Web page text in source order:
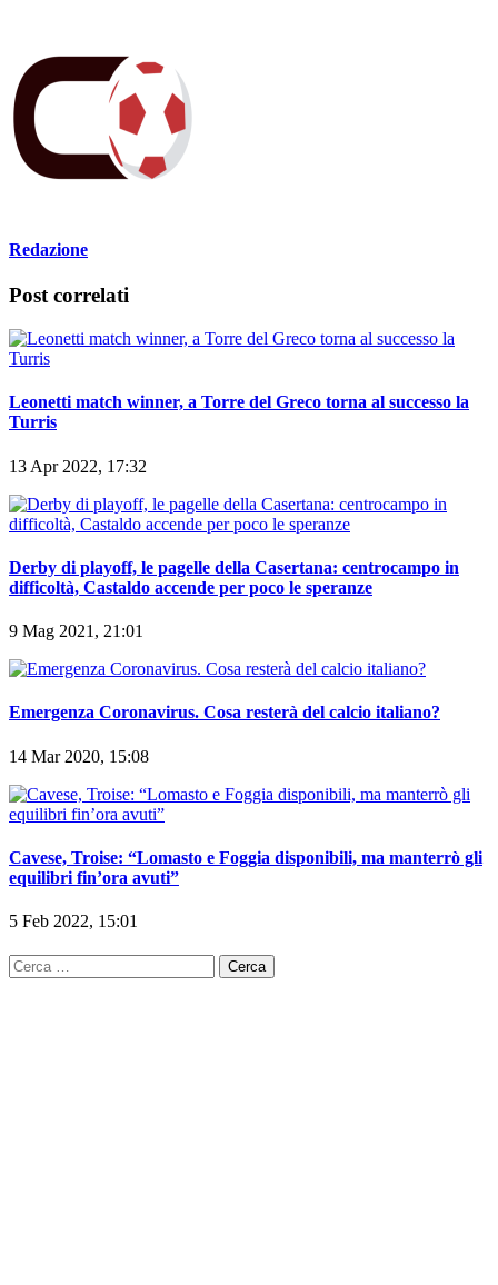
Redazione
Post correlati
Leonetti match winner, a Torre del Greco torna al successo la
Turris
13 Apr 2022, 17:32
Derby di playoff, le pagelle della Casertana: centrocampo in
difficoltà, Castaldo accende per poco le speranze
9 Mag 2021, 21:01
Emergenza Coronavirus. Cosa resterà del calcio italiano?
14 Mar 2020, 15:08
Cavese, Troise: “Lomasto e Foggia disponibili, ma manterrò gli
equilibri fin’ora avuti”
5 Feb 2022, 15:01
Ricerca
per: